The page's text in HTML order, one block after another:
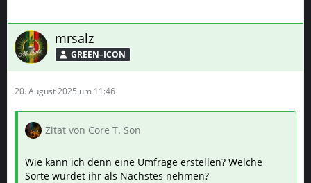
mrsalz
GREEN–ICON
20. August 2025 um 11:46
Zitat von Core T. Son
Wie kann ich denn eine Umfrage erstellen? Welche
Sorte würdet ihr als Nächstes nehmen?